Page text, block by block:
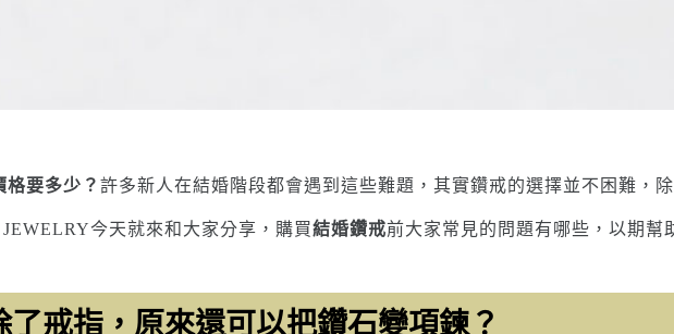
要多少？ 許多新人在結婚階段都會遇到這些難題，其實鑽戒的選擇並不困難，
今天就來和大家分享，購買結婚鑽戒前大家常見的問題有哪些，以期幫
了戒指，原來還可以把鑽石變項鍊？